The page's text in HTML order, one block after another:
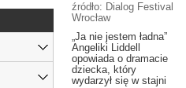
źródło: Dialog Festival
Wrocław
„Ja nie jestem ładna”
Angeliki Liddell
opowiada o dramacie
dziecka, który
wydarzył się w stajni